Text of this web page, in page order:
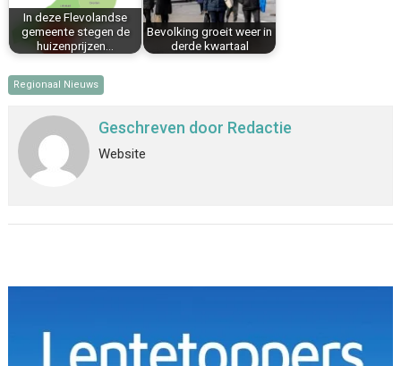
In deze Flevolandse
gemeente stegen de
huizenprijzen…
Bevolking groeit weer in
derde kwartaal
Regionaal Nieuws
Geschreven door Redactie
Website